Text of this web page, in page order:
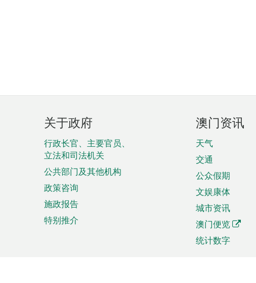
页
脚
菜
单
关于政府
行政长官、主要官员、
立法和司法机关
公共部门及其他机构
政策咨询
施政报告
特别推介
澳门资讯
天气
交通
公众假期
文娱康体
城市资讯
澳门便览
统计数字